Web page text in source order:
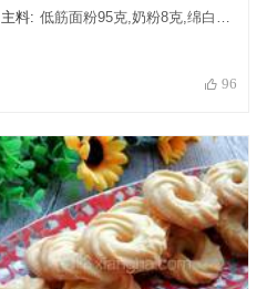
主料: 低筋面粉95克,奶粉8克,绵白糖20克,糖霜25克,黄油70克,盐适量,淡奶油25毫升
96